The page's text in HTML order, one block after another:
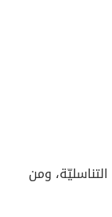
ومن